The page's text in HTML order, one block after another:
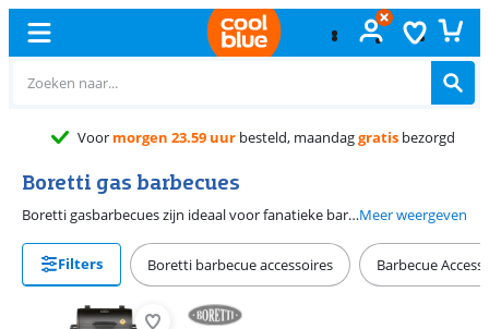
Voor morgen 23.59 uur besteld, maandaggratis bezorgd
Boretti gas barbecues
Boretti gasbarbecues zijn ideaal voor fanatieke barbecueërs. Dankzij de ruime kookoppervlakken grill je voor grote groepen familie of vrienden. Ook beschikken de meeste gasbarbecues van Boretti over genoeg werkruimte om je gerechten op te bereiden. Het enige wat je hoeft te doen is je gasfles aansluiten en je barbecue is binnen een paar minuten gereed voor gebruik.Meer weergeven
Filters Boretti barbecue accessoires Barbecue